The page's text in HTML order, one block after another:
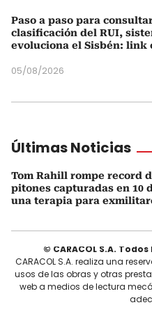
Paso a paso para
clasificación del RUI,
evoluciona el Sisbén: link
05/08/2026
Últimas Noticias
Tom Rahill rompe record
pitones capturadas en 10
una terapia para
© CARACOL S.A.
CARACOL S.A. realiza una
usos de las obras y otras
web a medios de lectura